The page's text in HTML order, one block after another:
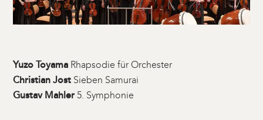
Yuzo Toyama Rhapsodie für Orchester
Christian Jost Sieben Samurai
Gustav Mahler 5. Symphonie